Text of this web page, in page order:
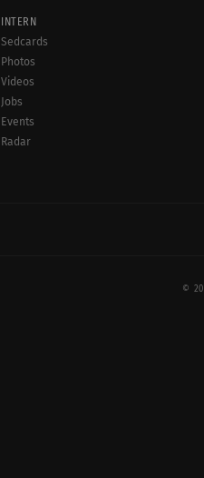
INTERN
Sedcards
Photos
Videos
Jobs
Events
Radar
©